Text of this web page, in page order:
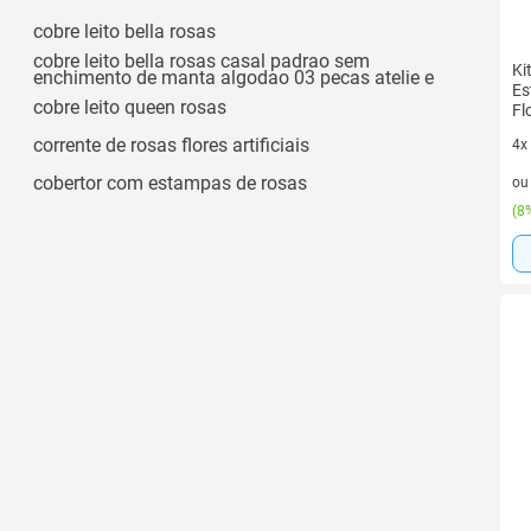
Ver todos
Ágata Verde
Angele Azul
cobre leito bella rosas
cobre leito bella rosas casal padrao sem
enchimento de manta algodao 03 pecas atelie e
cobre leito queen rosas
corrente de rosas flores artificiais
cobertor com estampas de rosas
4x
4
ou
(